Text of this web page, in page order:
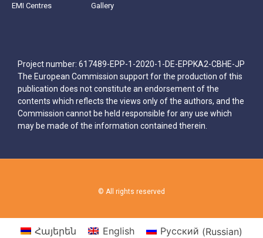
EMI Centres
Gallery
Project number: 617489-EPP-1-2020-1-DE-EPPKA2-CBHE-JP
The European Commission support for the production of this
publication does not constitute an endorsement of the
contents which reflects the views only of the authors, and the
Commission cannot be held responsible for any use which
may be made of the information contained therein.
© All rights reserved
Հայերեն English Русский (Russian)